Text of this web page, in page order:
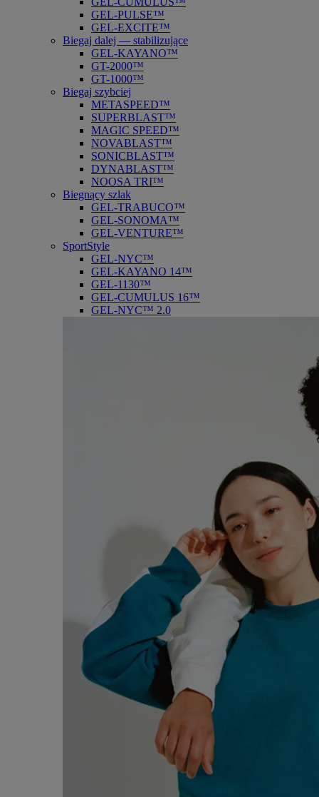
GEL-PULSE™
GEL-EXCITE™
Biegaj dalej — stabilizujące
GEL-KAYANO™
GT-2000™
GT-1000™
Biegaj szybciej
METASPEED™
SUPERBLAST™
MAGIC SPEED™
NOVABLAST™
SONICBLAST™
DYNABLAST™
NOOSA TRI™
Biegnący szlak
GEL-TRABUCO™
GEL-SONOMA™
GEL-VENTURE™
SportStyle
GEL-NYC™
GEL-KAYANO 14™
GEL-1130™
GEL-CUMULUS 16™
GEL-NYC™ 2.0